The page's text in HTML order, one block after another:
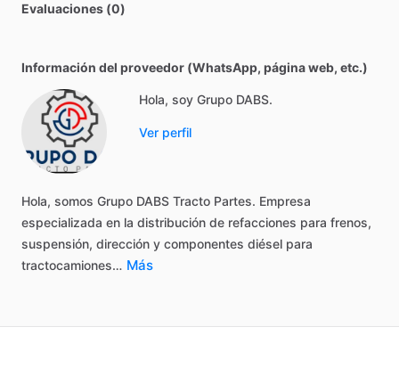
Evaluaciones (0)
Información del proveedor (WhatsApp, página web, etc.)
Hola, soy Grupo DABS.
Ver perfil
Hola, somos Grupo DABS Tracto Partes. Empresa
especializada en la distribución de refacciones para frenos,
suspensión, dirección y componentes diésel para
tractocamiones… Más